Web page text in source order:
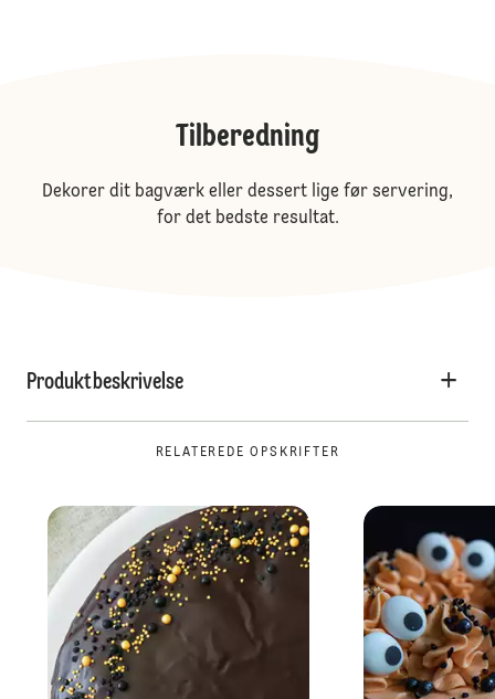
Tilberedning
Dekorer dit bagværk eller dessert lige før servering,
for det bedste resultat.
Produktbeskrivelse
RELATEREDE OPSKRIFTER